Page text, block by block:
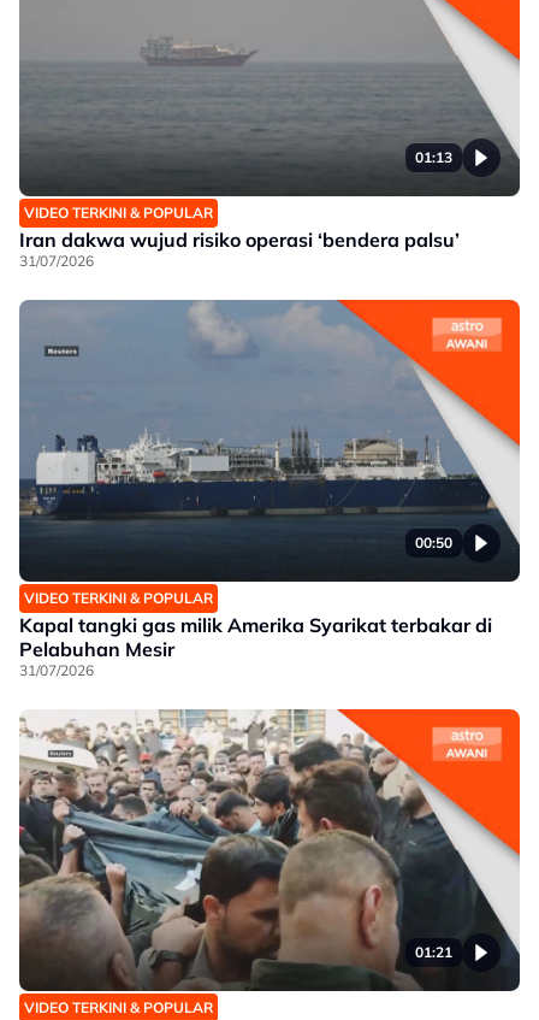
01:13
VIDEO TERKINI & POPULAR
Iran dakwa wujud risiko operasi ‘bendera palsu’
31/07/2026
00:50
VIDEO TERKINI & POPULAR
Kapal tangki gas milik Amerika Syarikat terbakar di
Pelabuhan Mesir
31/07/2026
01:21
VIDEO TERKINI & POPULAR